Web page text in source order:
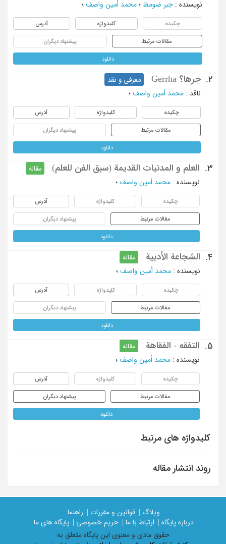
نویسنده : جبر ضومظ ؛ محمد أمین واصف ؛
چکیده کلیدواژه آدرس
مقالات مرتبط پیشنهاد دیگران
دانلود
2. جرها؟ Gerrha
معرفی و نقد
ناقد : محمد أمین واصف ؛
چکیده کلیدواژه آدرس
مقالات مرتبط پیشنهاد دیگران
دانلود
3. العلم و المدنیات القدیمة (سبق الفن للعلم)
مقاله
نویسنده : محمد أمین واصف ؛
چکیده کلیدواژه آدرس
مقالات مرتبط پیشنهاد دیگران
دانلود
4. الشجاعة الأدبیة
مقاله
نویسنده : محمد أمین واصف ؛
چکیده کلیدواژه آدرس
مقالات مرتبط پیشنهاد دیگران
دانلود
5. التفقه - الفقاهة
مقاله
نویسنده : محمد أمین واصف ؛
چکیده کلیدواژه آدرس
مقالات مرتبط پیشنهاد دیگران
دانلود
کلیدواژه های مرتبط
روند انتشار مقاله
وبلاگ | قوانین و مقررات |
راهنما
درباره پایگاه |
ارتباط با ما | حریم خصوصی |
پایگاه های ما
حقوق مادی و معنوی اين پايگاه متعلق به